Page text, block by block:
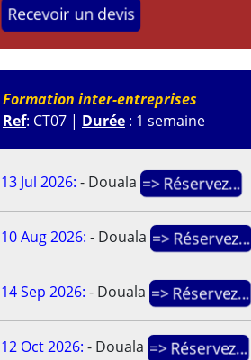
Recevoir un devis
Formation inter-entreprises
Ref: CT07 | Durée : 1 semaine
13 Jul 2026: - Douala => Réservez...
10 Aug 2026: - Douala => Réservez...
14 Sep 2026: - Douala => Réservez...
12 Oct 2026: - Douala => Réservez...